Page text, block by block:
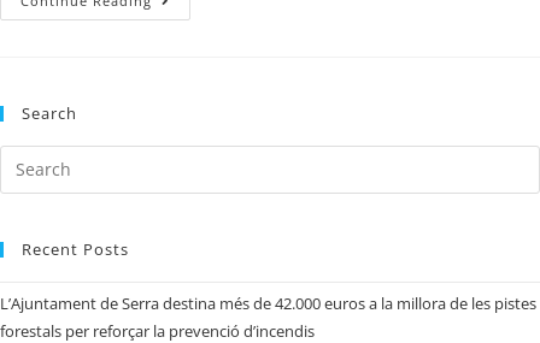
Search
Recent Posts
L’Ajuntament de Serra destina més de 42.000 euros a la millora de les pistes
forestals per reforçar la prevenció d’incendis